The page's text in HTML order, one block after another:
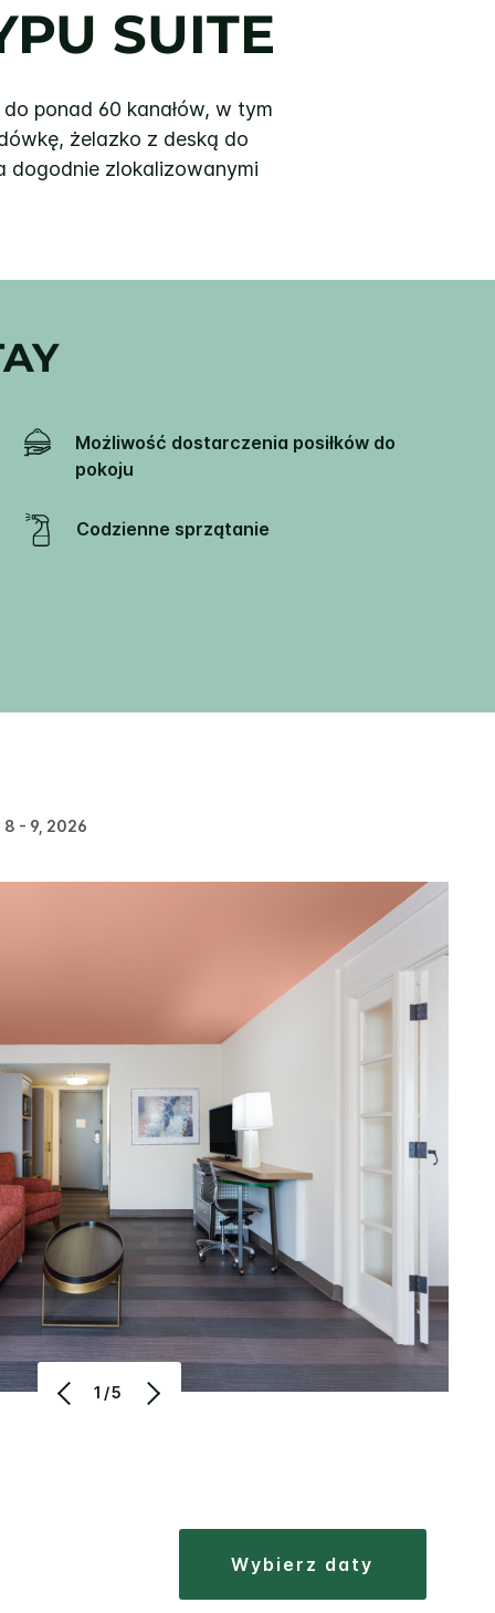
SUITE
ponad 60 kanałów, w tym
żelazko z deską do
dogodnie zlokalizowanymi
Możliwość dostarczenia posiłków do
pokoju
Codzienne sprzątanie
- 9, 2026
1/5
wybierz daty